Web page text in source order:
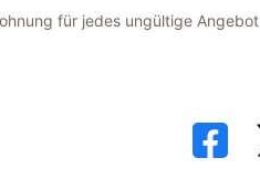
für jedes ungültige Angebot